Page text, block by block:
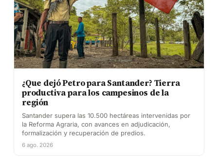
¿Que dejó Petro para Santander? Tierra
productiva para los campesinos de la
región
Santander supera las 10.500 hectáreas intervenidas por
la Reforma Agraria, con avances en adjudicación,
formalización y recuperación de predios.
6 ago. 2026